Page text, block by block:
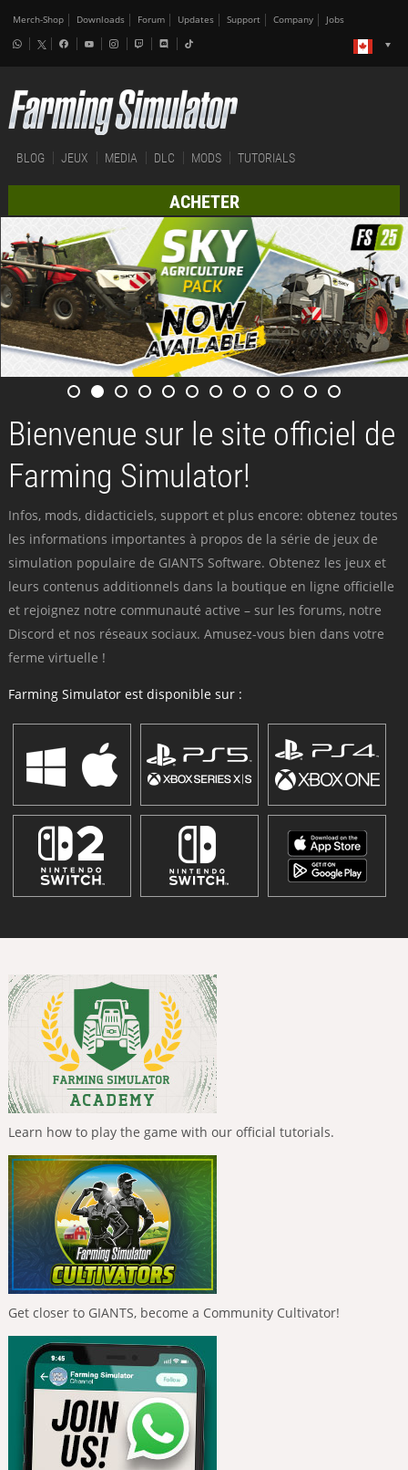
Merch-Shop Downloads Forum Updates Support Company Jobs
BLOG JEUX MEDIA DLC MODS TUTORIALS
ACHETER
Bienvenue sur le site officiel de
Farming Simulator!
Infos, mods, didacticiels, support et plus encore: obtenez toutes
les informations importantes à propos de la série de jeux de
simulation populaire de GIANTS Software. Obtenez les jeux et
leurs contenus additionnels dans la boutique en ligne officielle
et rejoignez notre communauté active – sur les forums, notre
Discord et nos réseaux sociaux. Amusez-vous bien dans votre
ferme virtuelle !
Farming Simulator est disponible sur :
Learn how to play the game with our official tutorials.
Get closer to GIANTS, become a Community Cultivator!